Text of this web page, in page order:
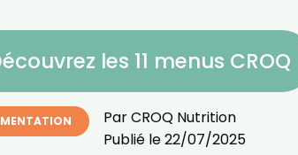
les 11 menus CROQ
ParCROQ Nutrition
Publié le22/07/2025